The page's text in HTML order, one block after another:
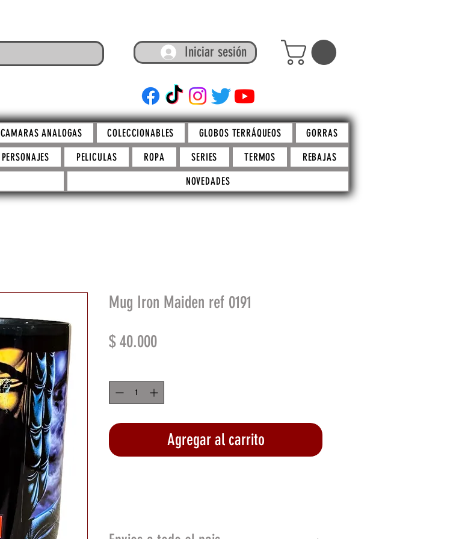
Iniciar sesión
ARTEFACTO STORE
CAMARAS ANALOGAS COLECCIONABLES GLOBOS TERRÁQUEOS
GORRAS
PERSONAJES PELICULAS ROPA SERIES TERMOS
REBAJAS
NOVEDADES
Mug Iron Maiden ref 0191
$ 40.000Precio
Agregar al carrito